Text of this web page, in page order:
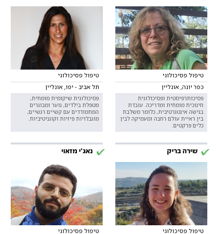
טיפול פסיכולוגי
כפר יונה, אונליין
פסיכותרפיסטית ופסיכולוגית
חינוכית מומחית ומדריכה. עובדת
בגישה אינטגרטיבית, כלומר משלבת
בין ראיית עולם רחבה ומעמיקה לבין
כלים פרקטים.
טיפול פסיכולוגי
תל אביב - יפו, אונליין
פסיכולוגית שיקומית מומחית,
מטפלת בילדים, נוער ומבוגרים
המתמודדים עם קשיים רגשיים,
מוגבלויות פיזיות וקוגניטיביות.
שירה בריק
טיפול פסיכולוגי
נאג׳י מזאוי
טיפול פסיכולוגי